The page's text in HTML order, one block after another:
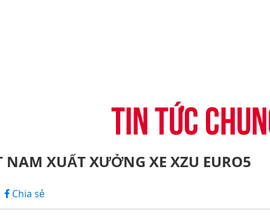
TIN TỨC
NAM XUẤT XƯỞNG XE XZU EURO5
Chia sẻ